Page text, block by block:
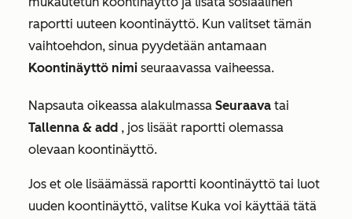
raportti uuteen koontinäyttö. Kun valitset tämän
vaihtoehdon, sinua pyydetään antamaan
Koontinäyttö nimi seuraavassa vaiheessa.
Napsauta oikeassa alakulmassa Seuraava tai
Tallenna & add , jos lisäät raportti olemassa
olevaan koontinäyttö.
Jos et ole lisäämässä raportti koontinäyttö tai luot
uuden koontinäyttö, valitse Kuka voi käyttää tätä